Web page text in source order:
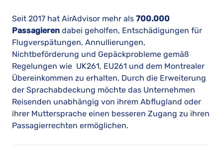
Seit 2017 hat AirAdvisor mehr als 700.000
Passagieren dabei geholfen, Entschädigungen für
Flugverspätungen, Annullierungen,
Nichtbeförderung und Gepäckprobleme gemäß
Regelungen wie UK261, EU261 und dem Montrealer
Übereinkommen zu erhalten. Durch die Erweiterung
der Sprachabdeckung möchte das Unternehmen
Reisenden unabhängig von ihrem Abflugland oder
ihrer Muttersprache einen besseren Zugang zu ihren
Passagierrechten ermöglichen.